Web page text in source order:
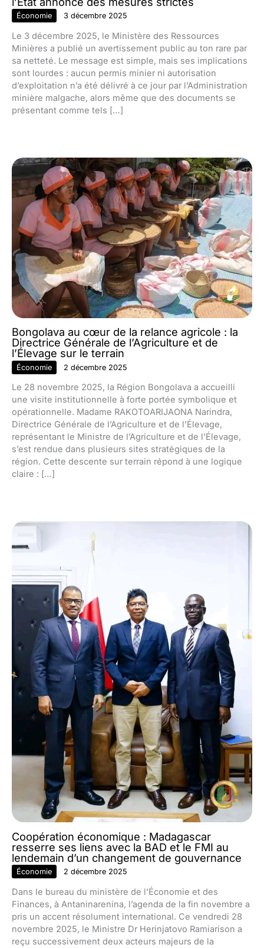
Économie 3 décembre 2025
Le 3 décembre 2025, le Ministère des Ressources
Minières a publié un avertissement public au ton rare par
sa netteté. Le message est simple, mais ses implications
sont lourdes : aucun permis minier ni autorisation
d’exploitation n’a été délivré à ce jour par l’Administration
minière malgache, alors même que des documents se
présentant comme tels […]
Bongolava au cœur de la relance agricole : la
Directrice Générale de l’Agriculture et de
l’Élevage sur le terrain
Économie 2 décembre 2025
Le 28 novembre 2025, la Région Bongolava a accueilli
une visite institutionnelle à forte portée symbolique et
opérationnelle. Madame RAKOTOARIJAONA Narindra,
Directrice Générale de l’Agriculture et de l’Élevage,
représentant le Ministre de l’Agriculture et de l’Élevage,
s’est rendue dans plusieurs sites stratégiques de la
région. Cette descente sur terrain répond à une logique
claire : […]
Coopération économique : Madagascar
resserre ses liens avec la BAD et le FMI au
lendemain d’un changement de gouvernance
Économie 2 décembre 2025
Dans le bureau du ministère de l’Économie et des
Finances, à Antaninarenina, l’agenda de la fin novembre a
pris un accent résolument international. Ce vendredi 28
novembre 2025, le Ministre Dr Herinjatovo Ramiarison a
reçu successivement deux acteurs majeurs de la